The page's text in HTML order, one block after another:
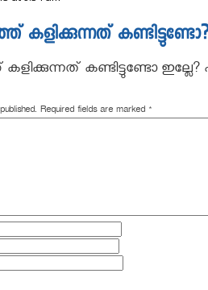
കളിക്കുന്നത്
കണ്ടിട്ടുണ്ടോ
Required fields are marked *